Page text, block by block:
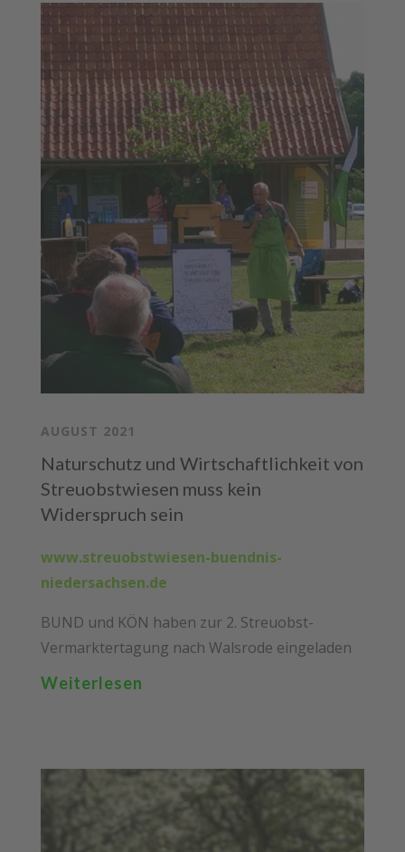
AUGUST 2021
Naturschutz und Wirtschaftlichkeit von
Streuobstwiesen muss kein
Widerspruch sein
www.streuobstwiesen-buendnis-
niedersachsen.de
BUND und KÖN haben zur 2. Streuobst-
Vermarktertagung nach Walsrode eingeladen
Weiterlesen